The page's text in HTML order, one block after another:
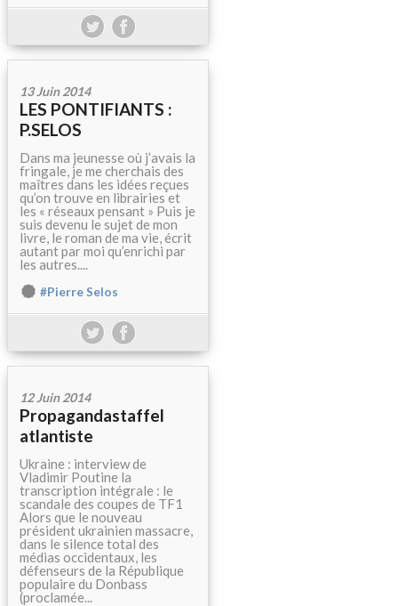
13 Juin 2014
LES PONTIFIANTS :
P.SELOS
Dans ma jeunesse où j’avais la
fringale, je me cherchais des
maîtres dans les idées reçues
qu’on trouve en librairies et
les « réseaux pensant » Puis je
suis devenu le sujet de mon
livre, le roman de ma vie, écrit
autant par moi qu’enrichi par
les autres....
#Pierre Selos
12 Juin 2014
Propagandastaffel
atlantiste
Ukraine : interview de
Vladimir Poutine la
transcription intégrale : le
scandale des coupes de TF1
Alors que le nouveau
président ukrainien massacre,
dans le silence total des
médias occidentaux, les
défenseurs de la République
populaire du Donbass
(proclamée...